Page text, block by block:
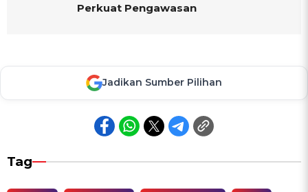
Perkuat Pengawasan
Jadikan Sumber Pilihan
Tag